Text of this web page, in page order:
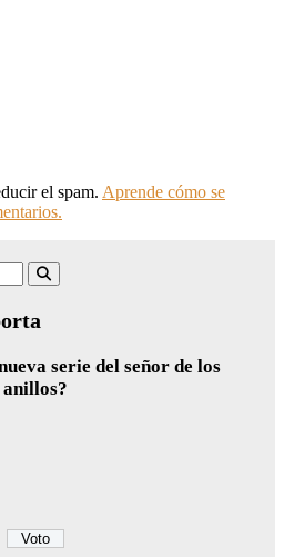
el spam. Aprende cómo se
serie del señor de los
anillos?